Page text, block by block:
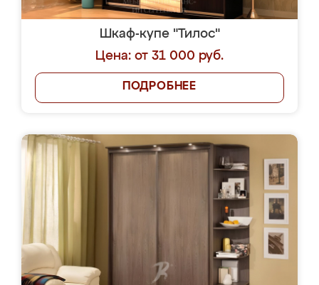
Шкаф-купе "Тилос"
Цена: от 31 000 руб.
ПОДРОБНЕЕ